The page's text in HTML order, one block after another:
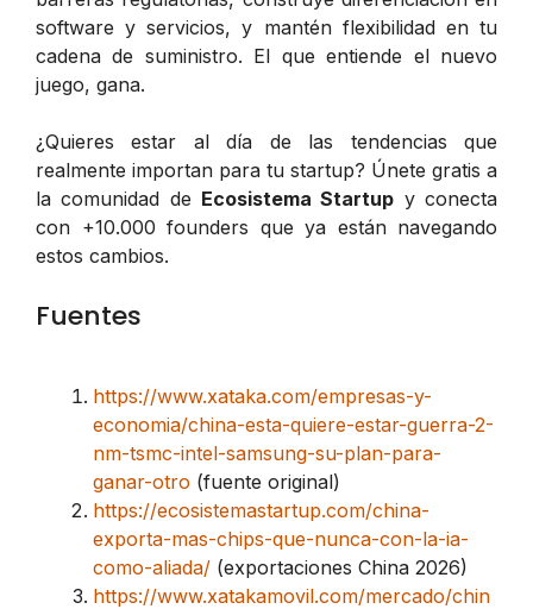
software y servicios, y mantén flexibilidad en tu
cadena de suministro. El que entiende el nuevo
juego, gana.
¿Quieres estar al día de las tendencias que
realmente importan para tu startup? Únete gratis a
la comunidad de Ecosistema Startup y conecta
con +10.000 founders que ya están navegando
estos cambios.
Fuentes
https://www.xataka.com/empresas-y-
economia/china-esta-quiere-estar-guerra-2-
nm-tsmc-intel-samsung-su-plan-para-
ganar-otro (fuente original)
https://ecosistemastartup.com/china-
exporta-mas-chips-que-nunca-con-la-ia-
como-aliada/ (exportaciones China 2026)
https://www.xatakamovil.com/mercado/chin